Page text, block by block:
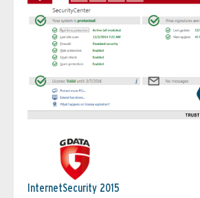
InternetSecurity 2015